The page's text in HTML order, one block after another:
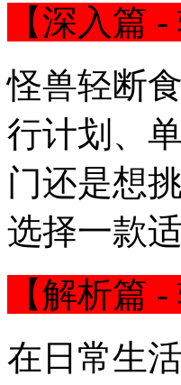
【深入篇
怪兽轻断
行计划、
门还是想
选择一款
【解析篇
在日常生